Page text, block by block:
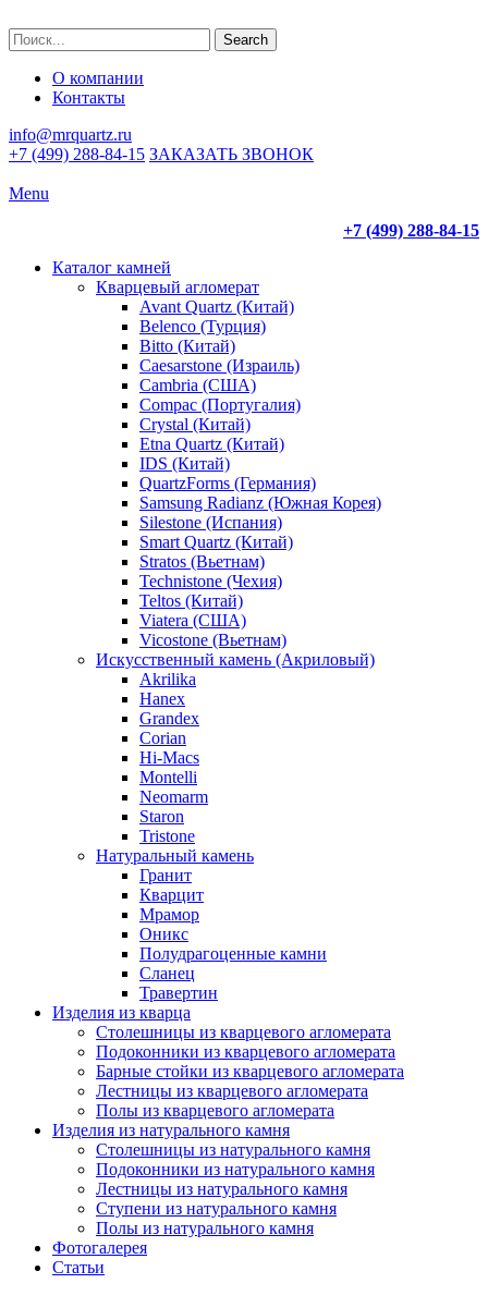
Search
О компании
Контакты
info@mrquartz.ru
+7 (499) 288-84-15 ЗАКАЗАТЬ ЗВОНОК
Menu
+7 (499) 288-84-15
Каталог камней
Кварцевый агломерат
Avant Quartz (Китай)
Belenco (Турция)
Bitto (Китай)
Caesarstone (Израиль)
Cambria (США)
Compac (Португалия)
Crystal (Китай)
Etna Quartz (Китай)
IDS (Китай)
QuartzForms (Германия)
Samsung Radianz (Южная Корея)
Silestone (Испания)
Smart Quartz (Китай)
Stratos (Вьетнам)
Technistone (Чехия)
Teltos (Китай)
Viatera (США)
Vicostone (Вьетнам)
Искусственный камень (Акриловый)
Akrilika
Hanex
Grandex
Corian
Hi-Macs
Montelli
Neomarm
Staron
Tristone
Натуральный камень
Гранит
Кварцит
Мрамор
Оникс
Полудрагоценные камни
Сланец
Травертин
Изделия из кварца
Столешницы из кварцевого агломерата
Подоконники из кварцевого агломерата
Барные стойки из кварцевого агломерата
Лестницы из кварцевого агломерата
Полы из кварцевого агломерата
Изделия из натурального камня
Столешницы из натурального камня
Подоконники из натурального камня
Лестницы из натурального камня
Ступени из натурального камня
Полы из натурального камня
Фотогалерея
Статьи